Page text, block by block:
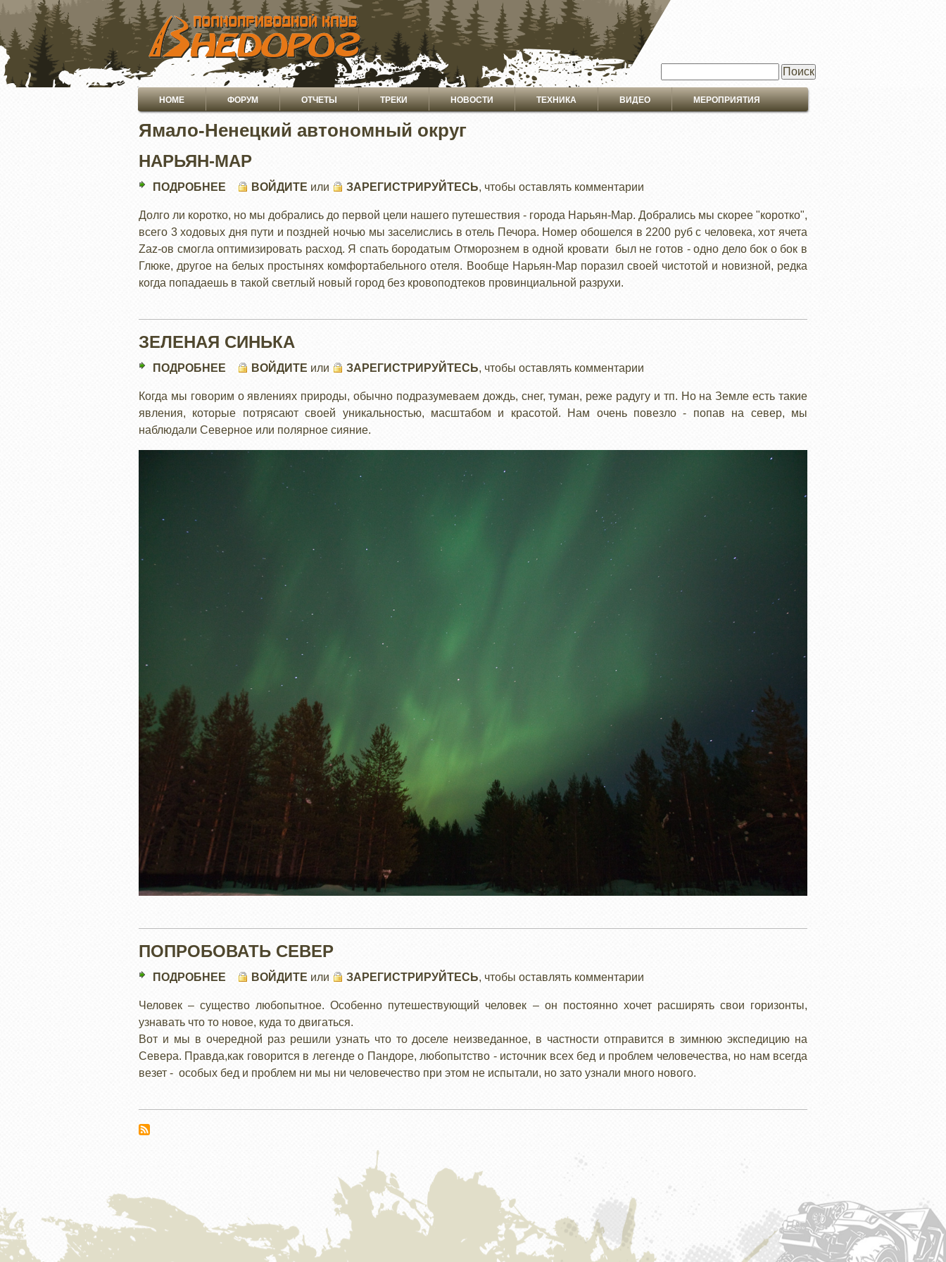
ПЕРЕЙТИ
ОСНОВНОМУ
СОДЕРЖАНИЮ
Основная
навигация
HOME ФОРУМ ОТЧЕТЫ ТРЕКИ НОВОСТИ ТЕХНИКА ВИДЕО МЕРОПРИЯТИЯ
Ямало-Ненецкий автономный округ
НАРЬЯН-МАР
ПОДРОБНЕЕ
МАР
ВОЙДИТЕ или ЗАРЕГИСТРИРУЙТЕСЬ, чтобы оставлять комментарии
Долго ли коротко, но мы добрались до первой цели нашего путешествия - города Нарьян-Мар. Добрались мы скорее "коротко",
всего 3 ходовых дня пути и поздней ночью мы заселислись в отель Печора. Номер обошелся в 2200 руб с человека, хот ячета
Zaz-ов смогла оптимизировать расход. Я спать бородатым Отморознем в одной кровати был не готов - одно дело бок о бок в
Глюке, другое на белых простынях комфортабельного отеля. Вообще Нарьян-Мар поразил своей чистотой и новизной, редка
когда попадаешь в такой светлый новый город без кровоподтеков провинциальной разрухи.
ЗЕЛЕНАЯ СИНЬКА
ПОДРОБНЕЕ
СИНЬКА
ВОЙДИТЕ или ЗАРЕГИСТРИРУЙТЕСЬ, чтобы оставлять комментарии
Когда мы говорим о явлениях природы, обычно подразумеваем дождь, снег, туман, реже радугу и тп. Но на Земле есть такие
явления, которые потрясают своей уникальностью, масштабом и красотой. Нам очень повезло - попав на север, мы
наблюдали Северное или полярное сияние.
ПОПРОБОВАТЬ СЕВЕР
ПОДРОБНЕЕ
СЕВЕР
ВОЙДИТЕ или ЗАРЕГИСТРИРУЙТЕСЬ, чтобы оставлять комментарии
Человек – существо любопытное. Особенно путешествующий человек – он постоянно хочет расширять свои горизонты,
узнавать что то новое, куда то двигаться.
Вот и мы в очередной раз решили узнать что то доселе неизведанное, в частности отправится в зимнюю экспедицию на
Севера. Правда,как говорится в легенде о Пандоре, любопытство - источник всех бед и проблем человечества, но нам всегда
везет - особых бед и проблем ни мы ни человечество при этом не испытали, но зато узнали много нового.